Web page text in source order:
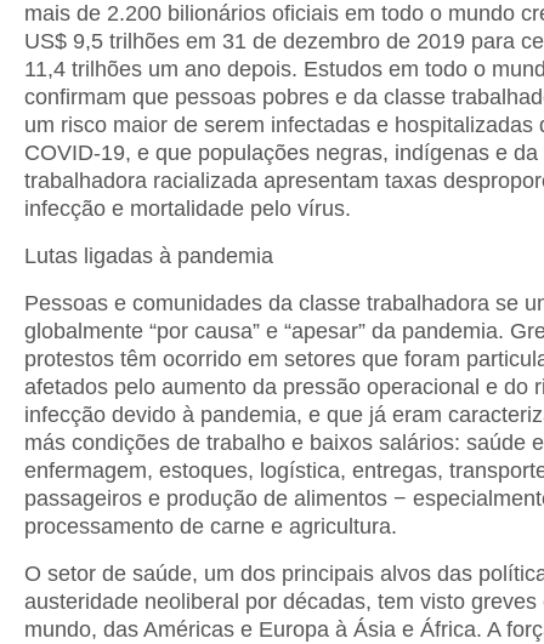
mais de 2.200 bilionários oficiais em todo o mundo
US$ 9,5 trilhões em 31 de dezembro de 2019 para
11,4 trilhões um ano depois. Estudos em todo o
confirmam que pessoas pobres e da classe
um risco maior de serem infectadas e hospitalizadas
COVID-19, e que populações negras, indígenas e da
trabalhadora racializada apresentam taxas
infecção e mortalidade pelo vírus.
Lutas ligadas à pandemia
Pessoas e comunidades da classe trabalhadora se
globalmente “por causa” e “apesar” da pandemia.
protestos têm ocorrido em setores que foram
afetados pelo aumento da pressão operacional e do
infecção devido à pandemia, e que já eram
más condições de trabalho e baixos salários: saúde e
enfermagem, estoques, logística, entregas,
passageiros e produção de alimentos −
processamento de carne e agricultura.
O setor de saúde, um dos principais alvos das
austeridade neoliberal por décadas, tem visto greves
mundo, das Américas e Europa à Ásia e África. A